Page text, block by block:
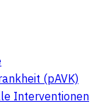
(pAVK)
Interventionen